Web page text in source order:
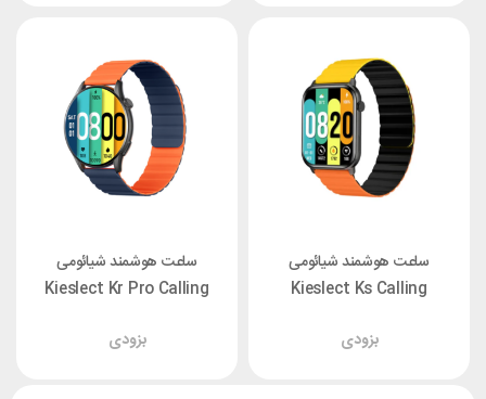
ساعت هوشمند شیائومی
Kieslect Ks Calling
بزودی
ساعت هوشمند شیائومی
Kieslect Kr Pro Calling
بزودی